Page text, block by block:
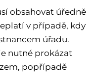
obsahovat úředně
v případě, kdy
úřadu.
nutné prokázat
popřípadě